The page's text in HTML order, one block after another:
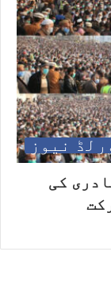
نیوز
کی